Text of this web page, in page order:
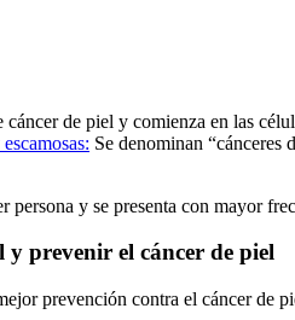
cáncer de piel y comienza en las
Se denominan “cánceres
persona y se presenta con mayor
y prevenir el cáncer de piel
prevención contra el cáncer de